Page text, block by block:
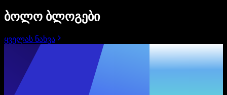
ბოლო ბლოგები
ყველას ნახვა